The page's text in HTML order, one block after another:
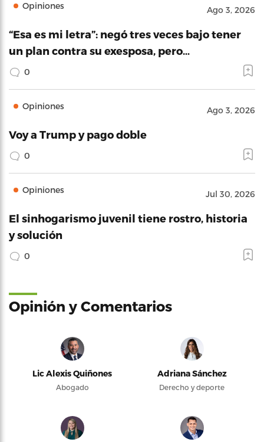
Opiniones Ago 3, 2026
“Esa es mi letra”: negó tres veces bajo tener
un plan contra su exesposa, pero…
0
Opiniones Ago 3, 2026
Voy a Trump y pago doble
0
Opiniones Jul 30, 2026
El sinhogarismo juvenil tiene rostro, historia
y solución
0
Opinión y Comentarios
Lic Alexis Quiñones
Abogado
Adriana Sánchez
Derecho y deporte